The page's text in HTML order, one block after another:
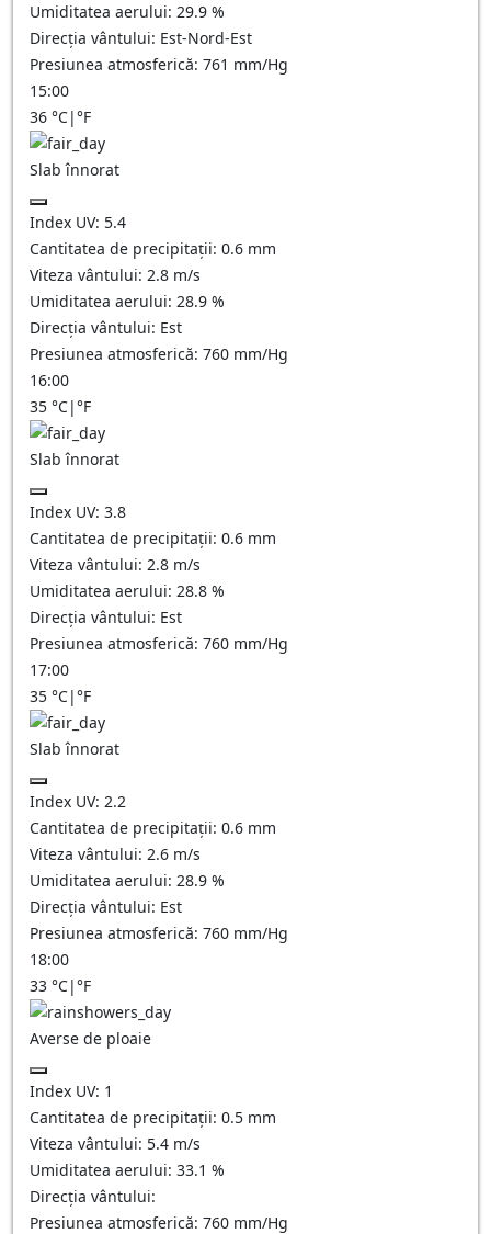
Umiditatea aerului: 29.9 %
Direcția vântului: Est-Nord-Est
Presiunea atmosferică: 761 mm/Hg
15:00
36 °C|°F
Slab înnorat
Index UV: 5.4
Cantitatea de precipitații: 0.6 mm
Viteza vântului: 2.8 m/s
Umiditatea aerului: 28.9 %
Direcția vântului: Est
Presiunea atmosferică: 760 mm/Hg
16:00
35 °C|°F
Slab înnorat
Index UV: 3.8
Cantitatea de precipitații: 0.6 mm
Viteza vântului: 2.8 m/s
Umiditatea aerului: 28.8 %
Direcția vântului: Est
Presiunea atmosferică: 760 mm/Hg
17:00
35 °C|°F
Slab înnorat
Index UV: 2.2
Cantitatea de precipitații: 0.6 mm
Viteza vântului: 2.6 m/s
Umiditatea aerului: 28.9 %
Direcția vântului: Est
Presiunea atmosferică: 760 mm/Hg
18:00
33 °C|°F
Averse de ploaie
Index UV: 1
Cantitatea de precipitații: 0.5 mm
Viteza vântului: 5.4 m/s
Umiditatea aerului: 33.1 %
Direcția vântului:
Presiunea atmosferică: 760 mm/Hg